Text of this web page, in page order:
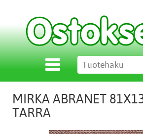
MIRKA ABRANET
TARRA